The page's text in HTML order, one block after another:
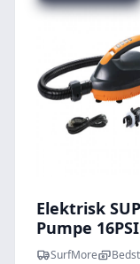
Elektrisk SUP
Pumpe 16PSI
SurfMore